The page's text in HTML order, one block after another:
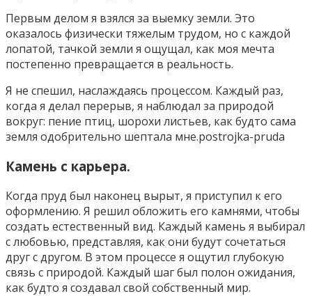
Первым делом я взялся за выемку земли. Это
оказалось физически тяжелым трудом, но с каждой
лопатой, тачкой земли я ощущал, как моя мечта
постепенно превращается в реальность.
Я не спешил, наслаждаясь процессом. Каждый раз,
когда я делал перерыв, я наблюдал за природой
вокруг: пение птиц, шорохи листьев, как будто сама
земля одобрительно шептала мне.postrojka-pruda
Камень с карьера.
Когда пруд был наконец вырыт, я приступил к его
оформлению. Я решил обложить его камнями, чтобы
создать естественный вид. Каждый камень я выбирал
с любовью, представляя, как они будут сочетаться
друг с другом. В этом процессе я ощутил глубокую
связь с природой. Каждый шаг был полон ожидания,
как будто я создавал свой собственный мир.